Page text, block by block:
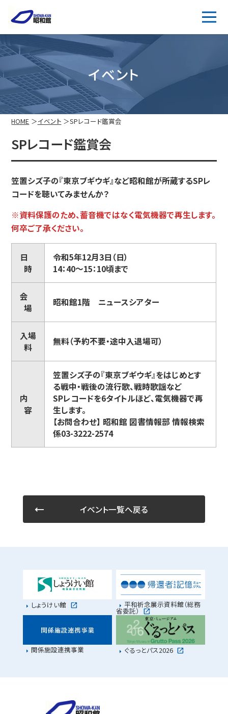
イベント
HOME イベント SPレコード鑑賞会
SPレコード鑑賞会
笠置シズ子の『東京ブギウギ』など昭和館が所蔵するSPレ
コードを聴いてみませんか？
※資料保護のため、蓄音機ではなく電気機器で再生します。
何卒ご了承ください。
日
時
令和5年12月3日（日）
14：40～15：10頃まで
会
場
昭和館1階 ニュースシアター
入場
料
無料（予約不要・途中入退場可）
内
容
笠置シズ子の『東京ブギウギ』をはじめとす
る戦中・戦後の流行歌、戦時歌謡など
SPレコードを6タイトルほど、電気機器で再
生します。
【お問合わせ】 昭和館 図書情報部 情報検索
係03-3222-2574
イベント一覧へ戻る
しょうけい館 平和祈念展示資料館（総務
省委託）
関係施設連携事業 ぐるっとパス2026